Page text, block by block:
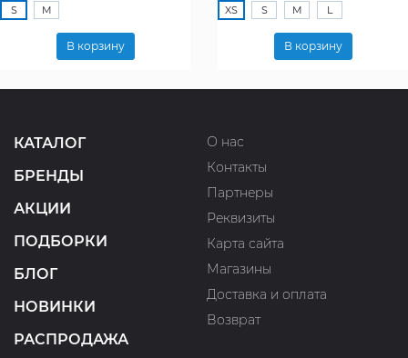
S M
В корзину
XS S M L
В корзину
КАТАЛОГ
БРЕНДЫ
АКЦИИ
ПОДБОРКИ
БЛОГ
НОВИНКИ
РАСПРОДАЖА
О нас
Контакты
Партнеры
Реквизиты
Карта сайта
Магазины
Доставка и оплата
Возврат